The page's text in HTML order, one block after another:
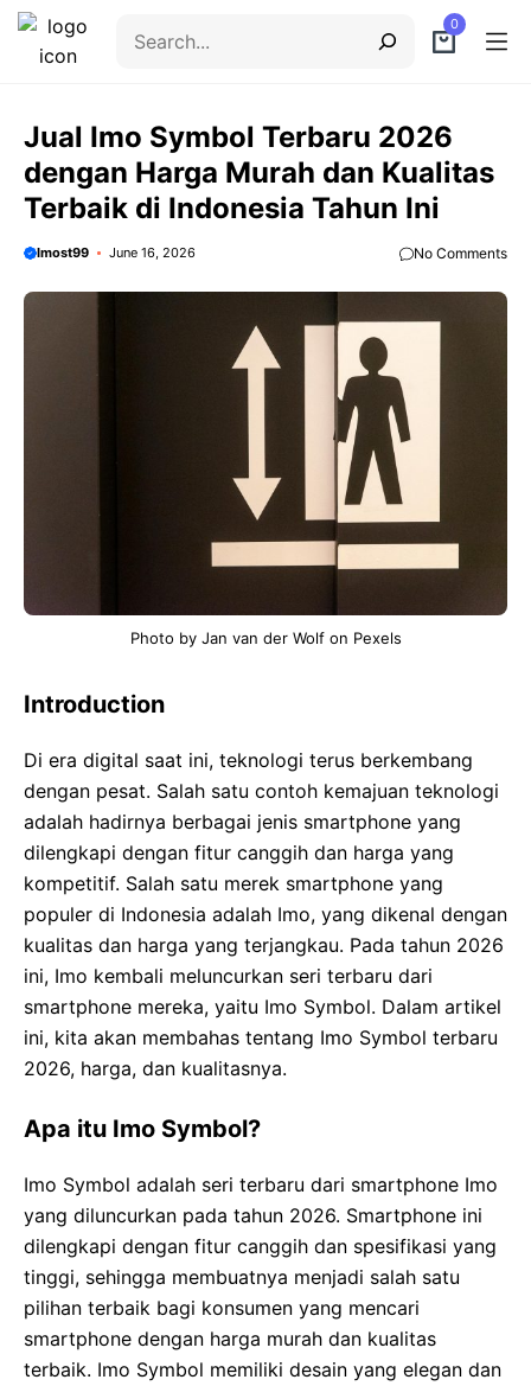
Skip
0
Jual Imo Symbol Terbaru 2026
dengan Harga Murah dan Kualitas
Terbaik di Indonesia Tahun Ini
Imost99 June 16, 2026 No Comments
Photo by Jan van der Wolf on Pexels
Introduction
Di era digital saat ini, teknologi terus berkembang
dengan pesat. Salah satu contoh kemajuan teknologi
adalah hadirnya berbagai jenis smartphone yang
dilengkapi dengan fitur canggih dan harga yang
kompetitif. Salah satu merek smartphone yang
populer di Indonesia adalah Imo, yang dikenal dengan
kualitas dan harga yang terjangkau. Pada tahun 2026
ini, Imo kembali meluncurkan seri terbaru dari
smartphone mereka, yaitu Imo Symbol. Dalam artikel
ini, kita akan membahas tentang Imo Symbol terbaru
2026, harga, dan kualitasnya.
Apa itu Imo Symbol?
Imo Symbol adalah seri terbaru dari smartphone Imo
yang diluncurkan pada tahun 2026. Smartphone ini
dilengkapi dengan fitur canggih dan spesifikasi yang
tinggi, sehingga membuatnya menjadi salah satu
pilihan terbaik bagi konsumen yang mencari
smartphone dengan harga murah dan kualitas
terbaik. Imo Symbol memiliki desain yang elegan dan